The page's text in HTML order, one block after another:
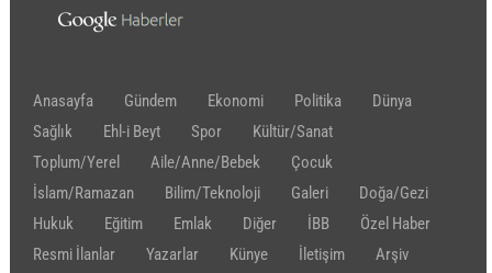
Anasayfa Gündem Ekonomi Politika
Dünya
Sağlık
Ehl-i Beyt Spor
Kültür/Sanat
Toplum/Yerel
Aile/Anne/Bebek
Çocuk
İslam/Ramazan
Bilim/Teknoloji Galeri
Doğa/Gezi
Hukuk
Eğitim Emlak Diğer İBB
Özel Haber
Resmi İlanlar
Yazarlar Künye İletişim
Arşiv